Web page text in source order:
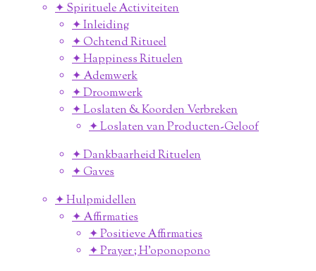
✦ Spirituele Activiteiten
✦ Inleiding
✦ Ochtend Ritueel
✦ Happiness Rituelen
✦ Ademwerk
✦ Droomwerk
✦ Loslaten & Koorden Verbreken
✦ Loslaten van Producten-Geloof
✦ Dankbaarheid Rituelen
✦ Gaves
✦ Hulpmidellen
✦ Affirmaties
✦ Positieve Affirmaties
✦ Prayer ; H'oponopono